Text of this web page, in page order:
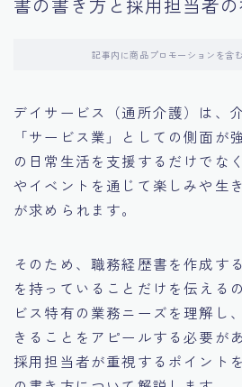
14.デジタル化やAIの進化がもた
記事内に商品プロモーションを含
デイサービス（通所介護）は、
「サービス業」としての側面が
の日常生活を支援するだけでな
やイベントを通じて楽しみや生
が求められます。
そのため、職務経歴書を作成す
を持っていることだけを伝える
ビス特有の業務ニーズを理解し
きることをアピールする必要が
採用担当者が重視するポイント